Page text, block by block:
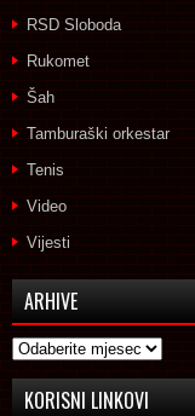
RSD Sloboda
Rukomet
Šah
Tamburaški orkestar
Tenis
Video
Vijesti
ARHIVE
Arhive
KORISNI LINKOVI